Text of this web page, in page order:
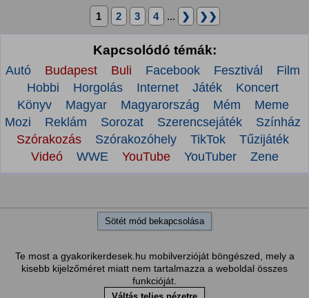
1 2 3 4 ... ❯ ❯❯
Kapcsolódó témák:
Autó Budapest Buli Facebook Fesztivál
Film
Hobbi
Horgolás Internet Játék
Koncert
Könyv
Magyar Magyarország Mém
Meme
Mozi
Reklám Sorozat Szerencsejáték
Színház
Szórakozás
Szórakozóhely TikTok
Tűzijáték
Videó
WWE YouTube YouTuber Zene
Sötét mód bekapcsolása
Te most a gyakorikerdesek.hu mobilverzióját böngészed, mely a
kisebb kijelzőméret miatt nem tartalmazza a weboldal összes
funkcióját.